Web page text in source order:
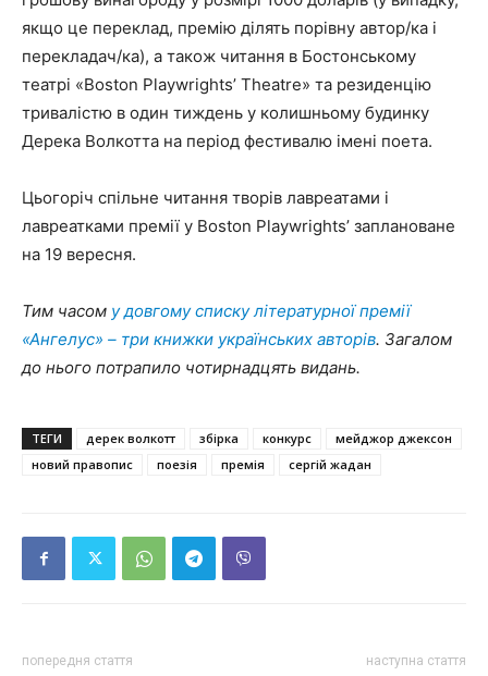
якщо це переклад, премію ділять порівну автор/ка і
перекладач/ка), а також читання в Бостонському
театрі «Boston Playwrights’ Theatre» та резиденцію
тривалістю в один тиждень у колишньому будинку
Дерека Волкотта на період фестивалю імені поета.
Цьогоріч спільне читання творів лавреатами і
лавреатками премії у Boston Playwrights’ заплановане
на 19 вересня.
Тим часом у довгому списку літературної премії
«Ангелус» – три книжки українських авторів. Загалом
до нього потрапило чотирнадцять видань.
ТЕГИ дерек волкотт збірка конкурс
мейджор джексон
новий правопис
поезія премія сергій жадан
попередня стаття наступна стаття